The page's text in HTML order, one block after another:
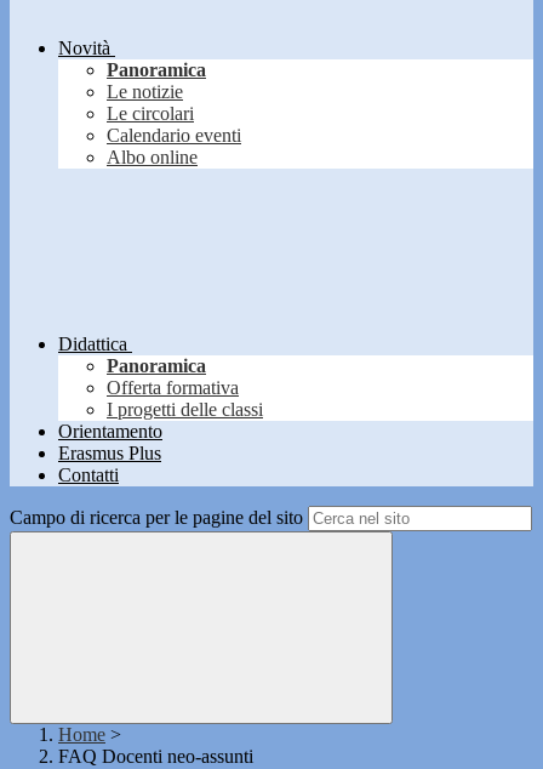
Novità
Panoramica
Le notizie
Le circolari
Calendario eventi
Albo online
Didattica
Panoramica
Offerta formativa
I progetti delle classi
Orientamento
Erasmus Plus
Contatti
Campo di ricerca per le pagine del sito
Home >
FAQ Docenti neo-assunti